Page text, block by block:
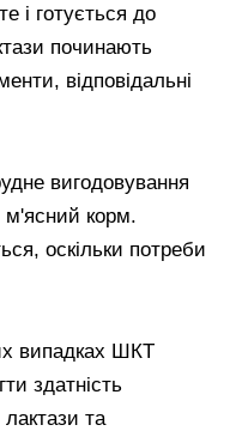
і готується до
починають
відповідальні
вигодовування
м'ясний корм.
оскільки потреби
випадках ШКТ
здатність
лактази та